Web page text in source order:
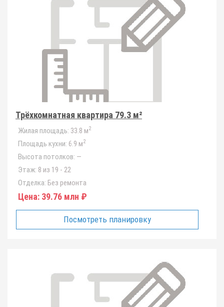
Трёхкомнатная квартира 79.3 м²
Жилая площадь: 33.8 м2
Площадь кухни: 6.9 м2
Высота потолков: —
Этаж: 8 из 19 - 22
Отделка: Без ремонта
Цена: 39.76 млн ₽
Посмотреть планировку